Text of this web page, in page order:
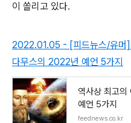
이 쏠리고 있다.
2022.01.05 - [피드뉴스/유머]
다무스의 2022년 예언 5가지
역사상 최고
예언 5가지
feednews.co.kr